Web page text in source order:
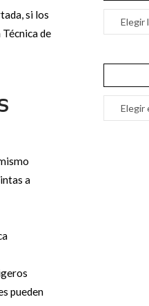
si los
de
a
pueden
Categorías
Archivos